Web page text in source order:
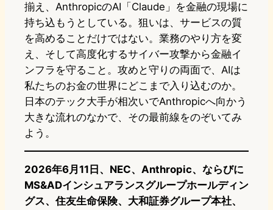
揃え、AnthropicのAI「Claude」を金融の現場に
持ち込もうとしている。狙いは、サービスの質
を高めることだけではない。業務のやり方を変
え、そして高度化するサイバー攻撃から金融イ
ンフラを守ること。攻めと守りの両面で、AIは
私たちのお金の世界にどこまで入り込むのか。
日本のテック大手が相次いでAnthropicへ向かう
大きな流れのなかで、その最前線をのぞいてみ
よう。
2026年6月11日、NEC、Anthropic、ならびに
MS&ADインシュアランスグループホールディン
グス、住友生命保険、大和証券グループ本社、